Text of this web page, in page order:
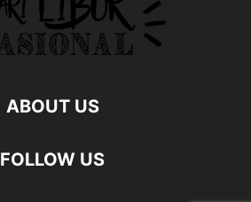
ABOUT US
FOLLOW US